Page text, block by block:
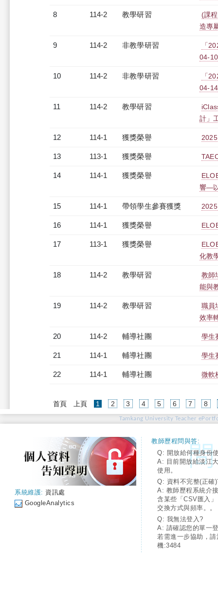
8 114-2 教學研習
(課
造專
9 114-2 非教學研習
「
04-
10 114-2 非教學研習
「
04-
11 114-2 教學研習
計」
12 114-1 獲獎榮譽
13 113-1 獲獎榮譽
14 114-1 獲獎榮譽
響—
15 114-1 帶領學生參賽獲獎
16 114-1 獲獎榮譽
17 113-1 獲獎榮譽
化教
18 114-2 教學研習
教師
能與
19 114-2 教學研習
職員
效率
20 114-2 輔導社團 學生
21 114-1 輔導社團 學生
22 114-1 輔導社團 微軟
首頁 上頁 1 (current)
2 3 4 5 6 7 8
Tamkang University Teacher
系統維護: 資訊處
GoogleAnalytics
教師歷程問與答:
Q: 開放給何種身份
A: 目前開放給淡江
使用。
Q: 資料不完整(正確
A: 教師歷程系統介
含某些「CSV匯入
交換方式與頻率。。
Q: 我無法登入?
A: 請確認您的單一
若需進一步協助，
機:3484